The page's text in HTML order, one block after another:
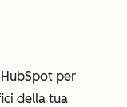
per
della tua